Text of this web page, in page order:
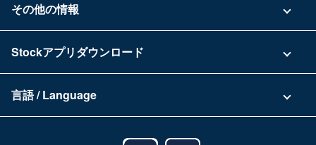
セキュリティ
資料ダウンロード
よくある質問
その他の情報
Stock公式ブログ
Stockアプリダウンロード
iPhoneアプリ
言語 / Language